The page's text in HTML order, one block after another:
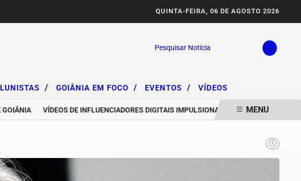
QUINTA-FEIRA, 06 DE AGOSTO 2026
Pesquisar Notícia
/ GOIÂNIA EM FOCO / EVENTOS / VÍDEOS
VÍDEOS DE INFLUENCIADORES DIGITAIS IMPULSIONAM DEGRADAÇÃO DA SERRA DA
MENU